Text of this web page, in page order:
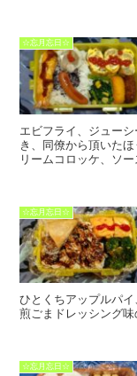
☆忘月忘日☆
エビフライ、ジュー
き、同僚から頂いた
リームコロッケ、ソ
☆忘月忘日☆
ひとくちアップルパ
煎ごまドレッシング
☆忘月忘日☆